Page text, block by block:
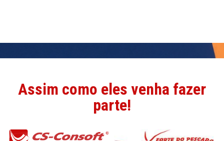
Assim como eles venha fazer
parte!